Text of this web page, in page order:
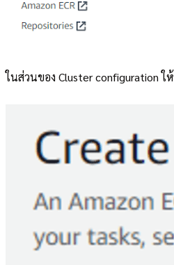
ในส่วนของ Cluster configuration ใ